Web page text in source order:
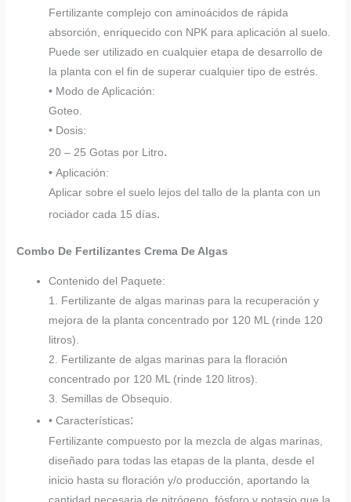
Fertilizante complejo con aminoácidos de rápida
absorción, enriquecido con NPK para aplicación al suelo.
Puede ser utilizado en cualquier etapa de desarrollo de
la planta con el fin de superar cualquier tipo de estrés.
• Modo de Aplicación:
Goteo.
• Dosis:
20 – 25 Gotas por Litro.
• Aplicación:
Aplicar sobre el suelo lejos del tallo de la planta con un
rociador cada 15 días.
Combo De Fertilizantes Crema De Algas
Contenido del Paquete:
1. Fertilizante de algas marinas para la recuperación y
mejora de la planta concentrado por 120 ML (rinde 120
litros).
2. Fertilizante de algas marinas para la floración
concentrado por 120 ML (rinde 120 litros).
3. Semillas de Obsequio.
• Características:
Fertilizante compuesto por la mezcla de algas marinas,
diseñado para todas las etapas de la planta, desde el
inicio hasta su floración y/o producción, aportando la